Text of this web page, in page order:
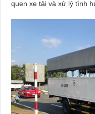
quen xe tải và xử lý tình